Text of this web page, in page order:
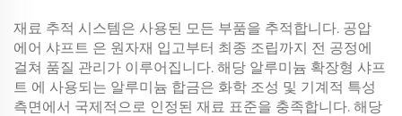
재료 추적 시스템은 사용된 모든 부품을 추적합니다. 공압
에어 샤프트 은 원자재 입고부터 최종 조립까지 전 공정에
걸쳐 품질 관리가 이루어집니다. 해당 알루미늄 확장형 샤프
트 에 사용되는 알루미늄 합금은 화학 조성 및 기계적 특성
측면에서 국제적으로 인정된 재료 표준을 충족합니다. 해당